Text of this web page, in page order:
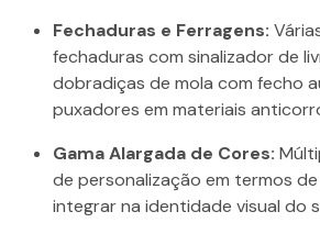
Fechaduras e Ferragens:
fechaduras com sinalizador de
dobradiças de mola com fecho
puxadores em materiais
Gama Alargada de Cores:
de personalização em termos
integrar na identidade visual do